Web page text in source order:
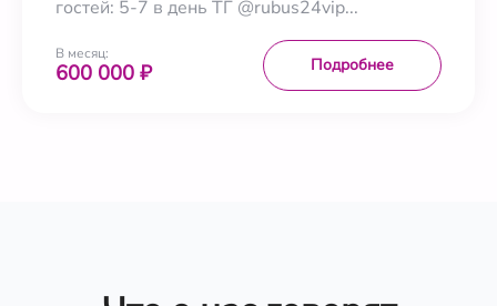
гостей: 5-7 в день ТГ @rubus24vip...
В месяц:
600 000 ₽ Подробнее